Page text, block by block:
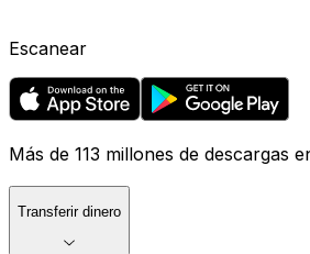
Escanear
Más de 113 millones de descargas
Transferir dinero